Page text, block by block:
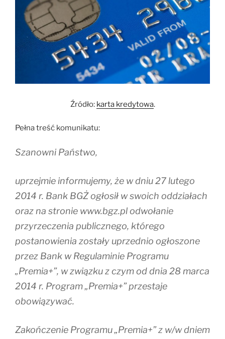
Źródło: karta kredytowa.
Pełna treść komunikatu:
Szanowni Państwo,
uprzejmie informujemy, że w dniu 27 lutego
2014 r. Bank BGŻ ogłosił w swoich oddziałach
oraz na stronie www.bgz.pl odwołanie
przyrzeczenia publicznego, którego
postanowienia zostały uprzednio ogłoszone
przez Bank w Regulaminie Programu
„Premia+”, w związku z czym od dnia 28 marca
2014 r. Program „Premia+” przestaje
obowiązywać.
Zakończenie Programu „Premia+” z w/w dniem